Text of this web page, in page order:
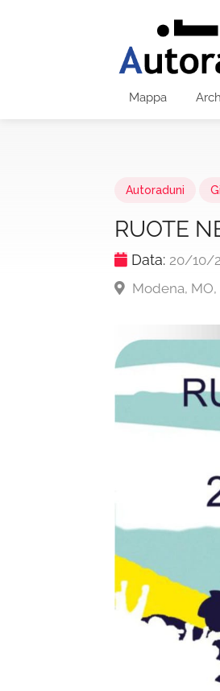
Mappa
Autoraduni
RUOTE
Data: 20/10/
Modena,